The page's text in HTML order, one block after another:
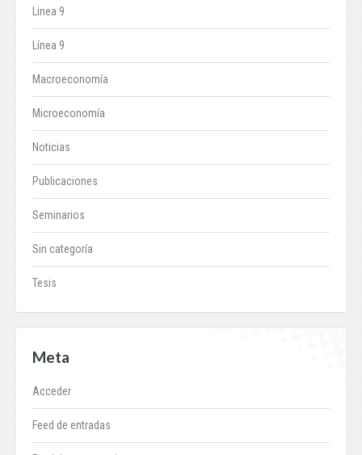
Linea 9
Línea 9
Macroeconomía
Microeconomía
Noticias
Publicaciones
Seminarios
Sin categoría
Tesis
Meta
Acceder
Feed de entradas